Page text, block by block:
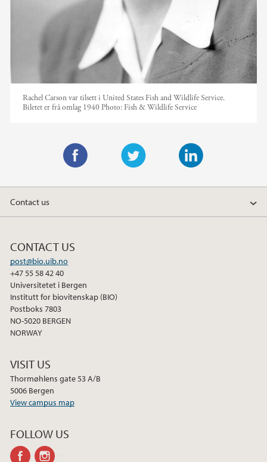
Rachel Carson var tilsett i United States Fish and Wildlife Service.
Biletet er frå omlag 1940 Photo: Fish & Wildlife Service
w
t
i
k
a
e
o
o
k
Contact us
CONTACT US
post@bio.uib.no
+47 55 58 42 40
Universitetet i Bergen
Institutt for biovitenskap (BIO)
Postboks 7803
NO-5020 BERGEN
NORWAY
VISIT US
Thormøhlens gate 53 A/B
5006 Bergen
View campus map
FOLLOW US
facebook